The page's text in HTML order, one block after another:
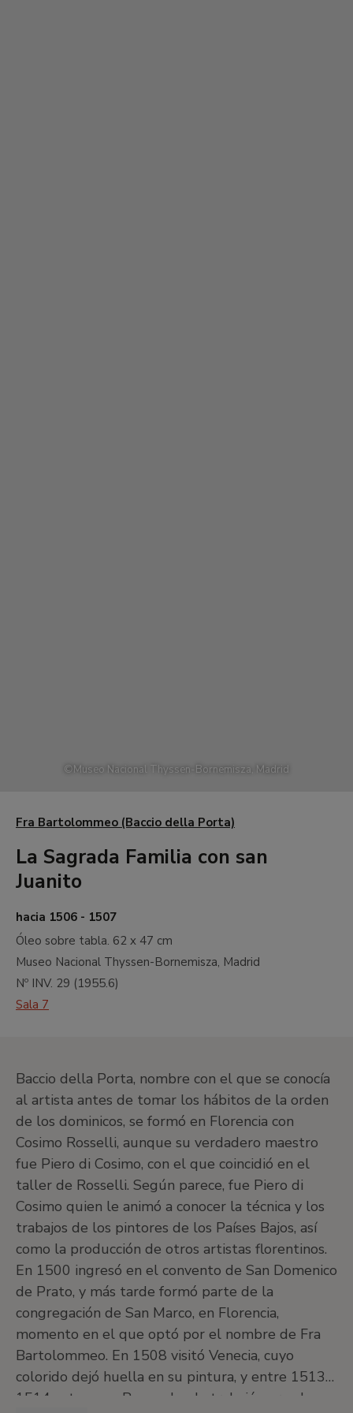
©Museo Nacional Thyssen-Bornemisza, Madrid
Fra Bartolommeo (Baccio della Porta)
La Sagrada Familia con san
Juanito
hacia 1506 - 1507
Óleo sobre tabla. 62 x 47 cm
Museo Nacional Thyssen-Bornemisza, Madrid
Nº INV. 29 (1955.6)
Sala 7
Baccio della Porta, nombre con el que se conocía
al artista antes de tomar los hábitos de la orden
de los dominicos, se formó en Florencia con
Cosimo Rosselli, aunque su verdadero maestro
fue Piero di Cosimo, con el que coincidió en el
taller de Rosselli. Según parece, fue Piero di
Cosimo quien le animó a conocer la técnica y los
trabajos de los pintores de los Países Bajos, así
como la producción de otros artistas florentinos.
En 1500 ingresó en el convento de San Domenico
de Prato, y más tarde formó parte de la
congregación de San Marco, en Florencia,
momento en el que optó por el nombre de Fra
Bartolommeo. En 1508 visitó Venecia, cuyo
colorido dejó huella en su pintura, y entre 1513 y
1514 estuvo en Roma, donde trabajó para el